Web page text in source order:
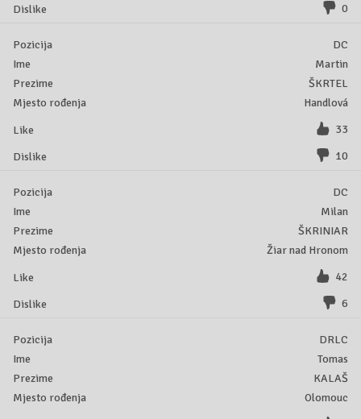
0
DC
Martin
ŠKRTEL
Handlová
33
10
DC
Milan
ŠKRINIAR
Žiar nad Hronom
42
6
DRLC
Tomas
KALAŠ
Olomouc